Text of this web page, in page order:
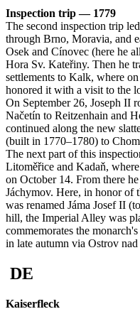
Inspection trip — 1779
The second inspection trip
through Brno, Moravia, and
Osek and Cínovec (here he
Hora Sv. Kateřiny. Then he
settlements to Kalk, where
honored it with a visit to the
On September 26, Joseph II
Načetín to Reitzenhain and
continued along the new
(built in 1770–1780) to
The next part of this
Litoměřice and Kadaň,
on October 14. From there
Jáchymov. Here, in honor of
was renamed Jáma Josef II
hill, the Imperial Alley was
commemorates the
in late autumn via Ostrov
DE
Kaiserfleck